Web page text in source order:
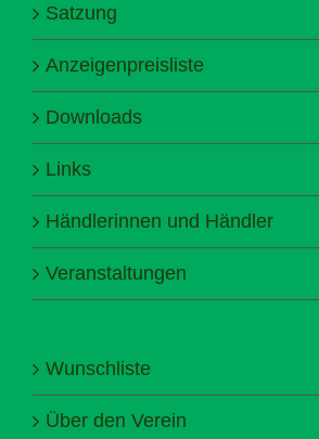
Satzung
Anzeigenpreisliste
Downloads
Links
Händlerinnen und Händler
Veranstaltungen
Wunschliste
Über den Verein